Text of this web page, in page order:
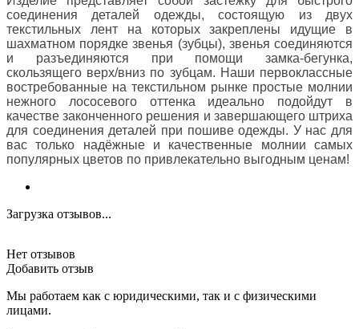
соединения деталей одежды, состоящую из двух
текстильных лент на которых закреплены идущие в
шахматном порядке звенья (зубцы), звенья соединяются
и разъединяются при помощи замка-бегунка,
скользящего верх/вниз по зубцам. Наши первоклассные
востребованные на текстильном рынке простые молнии
нежного лососевого оттенка идеально подойдут в
качестве законченного решения и завершающего штриха
для соединения деталей при пошиве одежды. У нас для
вас только надёжные и качественные молнии самых
популярных цветов по привлекательно выгодным ценам!
Загрузка отзывов...
Нет отзывов
Добавить отзыв
Мы работаем как с юридическими, так и с физическими
лицами.